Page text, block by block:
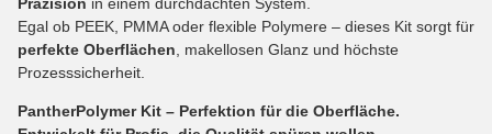
Egal ob PEEK, PMMA oder flexible Polymere – dieses Kit sorgt für
perfekte Oberflächen , makellosen Glanz und höchste
Prozesssicherheit.
PantherPolymer Kit – Perfektion für die Oberfläche.